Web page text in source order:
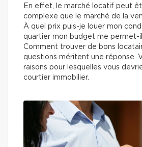
En effet, le marché locatif peut
complexe que le marché de la
À quel prix puis-je louer mon
quartier mon budget me permet-
Comment trouver de bons
questions méritent une réponse.
raisons pour lesquelles vous
courtier immobilier.